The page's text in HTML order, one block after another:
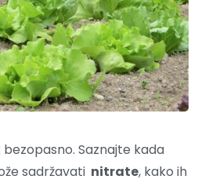
Saznajte kada
sadržavati nitrate, kako ih